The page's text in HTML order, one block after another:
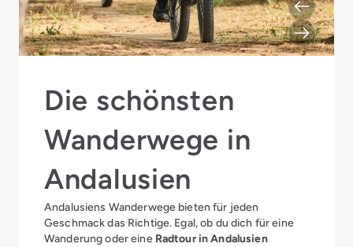
Die schönsten
Wanderwege in
Andalusien
Andalusiens Wanderwege bieten für jeden
Geschmack das Richtige. Egal, ob du dich für eine
Wanderung oder eine Radtour in Andalusien